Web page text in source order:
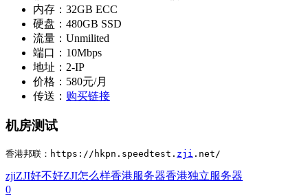
内存：32GB ECC
硬盘：480GB SSD
流量：Unmilited
端口：10Mbps
地址：2-IP
价格：580元/月
传送： 购买链接
机房测试
香港邦联：https://hkpn.speedtest. zji .net/
zjiZJI好不好ZJI怎么样香港服务器香港独立服务器
0